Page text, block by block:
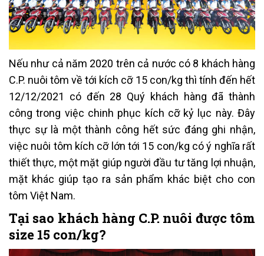
Nếu như cả năm 2020 trên cả nước có 8 khách hàng
C.P. nuôi tôm về tới kích cỡ 15 con/kg thì tính đến hết
12/12/2021 có đến 28 Quý khách hàng đã thành
công trong việc chinh phục kích cỡ kỷ lục này. Đây
thực sự là một thành công hết sức đáng ghi nhận,
việc nuôi tôm kích cỡ lớn tới 15 con/kg có ý nghĩa rất
thiết thực, một mặt giúp người đầu tư tăng lợi nhuận,
mặt khác giúp tạo ra sản phẩm khác biệt cho con
tôm Việt Nam.
Tại sao khách hàng C.P. nuôi được tôm
size 15 con/kg?